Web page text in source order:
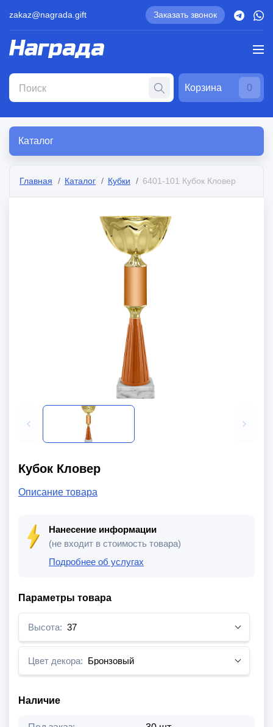
zakaz@nagrada.gift Заказать звонок
Корзина 0
Каталог
Главная Каталог Кубки 6401-101 Кубок Кловер
Кубок Кловер
Описание товара
Нанесение информации
(не входит в стоимость товара)
Подробнее об услугах
Параметры товара
Высота: 37
Цвет декора: Бронзовый
Наличие